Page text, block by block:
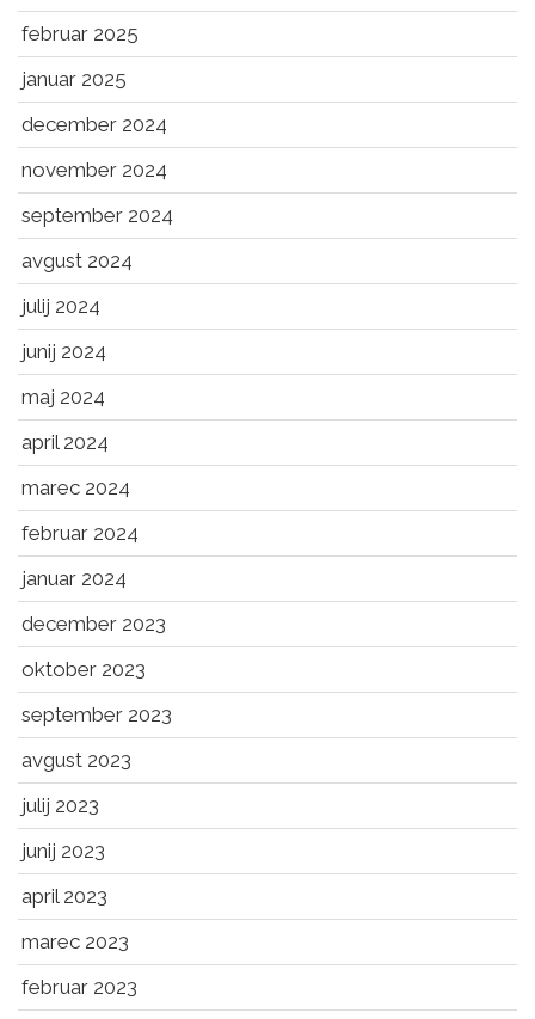
februar 2025
januar 2025
december 2024
november 2024
september 2024
avgust 2024
julij 2024
junij 2024
maj 2024
april 2024
marec 2024
februar 2024
januar 2024
december 2023
oktober 2023
september 2023
avgust 2023
julij 2023
junij 2023
april 2023
marec 2023
februar 2023